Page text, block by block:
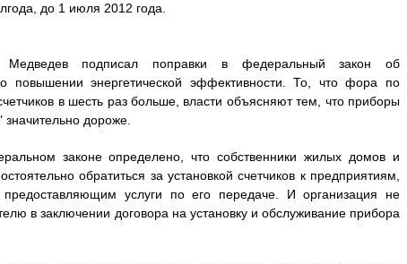
до 1 июля 2012 года.
Медведев подписал поправки в федеральный закон об
повышении энергетической эффективности. То, что фора по
в шесть раз больше, власти объясняют тем, что приборы
значительно дороже.
законе определено, что собственники жилых домов и
обратиться за установкой счетчиков к предприятиям,
услуги по его передаче. И организация не
в заключении договора на установку и обслуживание прибора